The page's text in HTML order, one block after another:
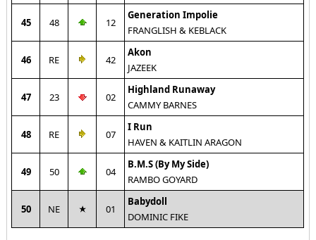
45 48 12
Generation Impolie
FRANGLISH & KEBLACK
46 RE 42
Akon
JAZEEK
47 23 02
Highland Runaway
CAMMY BARNES
48 RE 07
I Run
HAVEN & KAITLIN ARAGON
49 50 04
B.M.S (By My Side)
RAMBO GOYARD
50 NE 01
Babydoll
DOMINIC FIKE